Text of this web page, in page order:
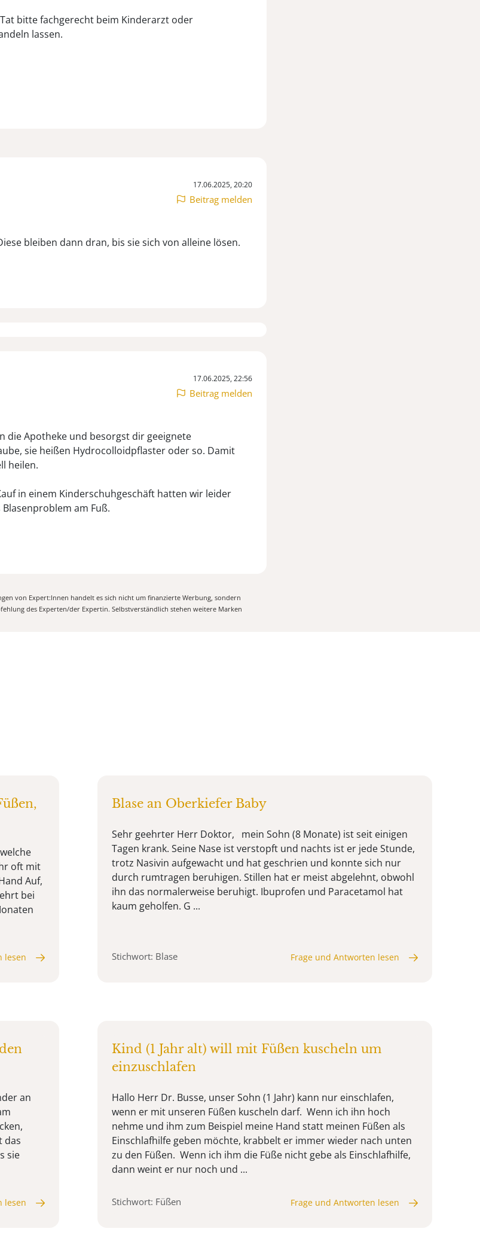
bitte fachgerecht beim Kinderarzt oder
lassen.
17.06.2025, 20:20
Beitrag melden
17.06.2025, 22:56
Beitrag melden
die Apotheke und besorgst dir geeignete
sie heißen Hydrocolloidpflaster oder so. Damit
heilen.
in einem Kinderschuhgeschäft hatten wir leider
von Expert:Innen handelt es sich nicht um finanzierte Werbung, sondern
des Experten/der Expertin. Selbstverständlich stehen weitere Marken
oft mit
Auf,
bei
lesen
Blase an Oberkiefer Baby
Sehr geehrter Herr Doktor, mein Sohn (8 Monate) ist seit einigen
Tagen krank. Seine Nase ist verstopft und nachts ist er jede Stunde,
trotz Nasivin aufgewacht und hat geschrien und konnte sich nur
durch rumtragen beruhigen. Stillen hat er meist abgelehnt, obwohl
ihn das normalerweise beruhigt. Ibuprofen und Paracetamol hat
kaum geholfen. G ...
Stichwort: Blase Frage und Antworten lesen
an
das
sie
lesen
Kind (1 Jahr alt) will mit Füßen kuscheln um
einzuschlafen
Hallo Herr Dr. Busse, unser Sohn (1 Jahr) kann nur einschlafen,
wenn er mit unseren Füßen kuscheln darf. Wenn ich ihn hoch
nehme und ihm zum Beispiel meine Hand statt meinen Füßen als
Einschlafhilfe geben möchte, krabbelt er immer wieder nach unten
zu den Füßen. Wenn ich ihm die Füße nicht gebe als Einschlafhilfe,
dann weint er nur noch und ...
Stichwort: Füßen Frage und Antworten lesen